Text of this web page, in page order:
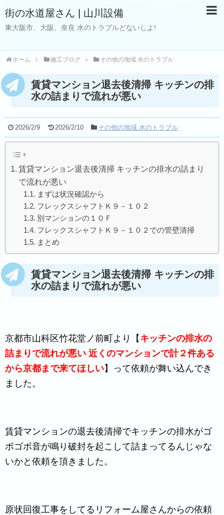
街の水道屋さん | 山川設備
東大阪市、大阪、奈良 水のトラブルどないしよ!
ホーム 施工ブログ その他の地域 水のトラブル
賃貸マンション退去後清掃 キッチンの排
水の詰まりで流れが悪い
2026/2/9 2026/2/10 その他の地域 水のトラブル
賃貸マンション退去後清掃 キッチンの排水の詰まり
で流れが悪い
まずは状況確認から
フレックスシャフトＫ９－１０２
別マンションの１０Ｆ
フレックスシャフトＫ９－１０２での管壁清掃
まとめ
賃貸マンション退去後清掃 キッチンの排
水の詰まりで流れが悪い
京都市山科区竹花堂ノ前町より【 キッチンの排水の
詰まりで流れが悪い 近くのマンションで計２件ある
から京都まで来てほしい】って依頼が舞い込んでき
ました。
賃貸マンションの退去後清掃でキッチンの排水がゴ
ボゴボ音が鳴り破封を起こして詰まってるんじゃな
いかと依頼を頂きました。
原状回復工事をしてるリフォーム屋さんからの依頼